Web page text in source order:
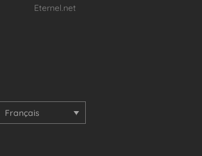
Eternel.net
Français